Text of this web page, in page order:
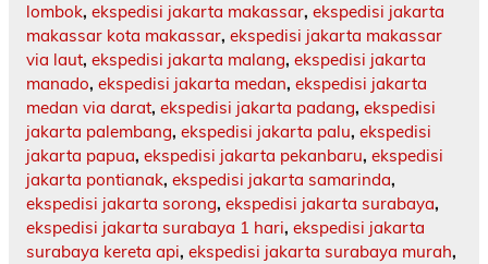
lombok, ekspedisi jakarta makassar, ekspedisi jakarta
makassar kota makassar, ekspedisi jakarta makassar
via laut, ekspedisi jakarta malang, ekspedisi jakarta
manado, ekspedisi jakarta medan, ekspedisi jakarta
medan via darat, ekspedisi jakarta padang, ekspedisi
jakarta palembang, ekspedisi jakarta palu, ekspedisi
jakarta papua, ekspedisi jakarta pekanbaru, ekspedisi
jakarta pontianak, ekspedisi jakarta samarinda,
ekspedisi jakarta sorong, ekspedisi jakarta surabaya,
ekspedisi jakarta surabaya 1 hari, ekspedisi jakarta
surabaya kereta api, ekspedisi jakarta surabaya murah,